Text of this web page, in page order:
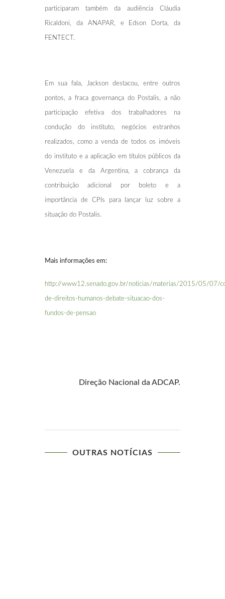
participaram também da audiência Cláudia
Ricaldoni, da ANAPAR, e Edson Dorta, da
FENTECT.
Em sua fala, Jackson destacou, entre outros
pontos, a fraca governança do Postalis, a não
participação efetiva dos trabalhadores na
condução do instituto, negócios estranhos
realizados, como a venda de todos os imóveis
do instituto e a aplicação em títulos públicos da
Venezuela e da Argentina, a cobrança da
contribuição adicional por boleto e a
importância de CPIs para lançar luz sobre a
situação do Postalis.
Mais informações em:
http://www12.senado.gov.br/noticias/materias/2015/05/07/
de-direitos-humanos-debate-situacao-dos-
fundos-de-pensao
Direção Nacional da ADCAP.
OUTRAS NOTÍCIAS